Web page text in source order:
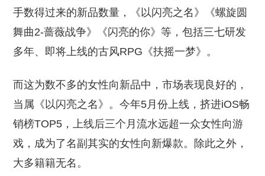
手数得过来的新品数量，《以闪亮之名》《螺旋圆
舞曲2-蔷薇战争》《闪亮的你》等，包括三七研发
多年、即将上线的古风RPG《扶摇一梦》。
而这为数不多的女性向新品中，市场表现良好的，
当属《以闪亮之名》。今年5月份上线，挤进iOS畅
销榜TOP5，上线后三个月流水远超一众女性向游
戏，成为了名副其实的女性向新爆款。除此之外，
大多籍籍无名。